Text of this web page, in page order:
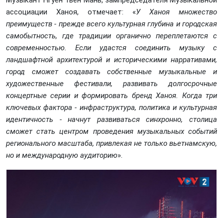
ассоциации Ханоя, отмечает: «У Ханоя множество
преимуществ- прежде всего культурная глубина и городская
самобытность, где традиции органично переплетаются с
современностью. Если удастся соединить музыку с
ландшафтной архитектурой и историческими нарративами,
город сможет создавать собственные музыкальные и
художественные фестивали, развивать долгосрочные
концертные серии и формировать бренд Ханоя. Когда три
ключевых фактора- инфраструктура, политика и культурная
идентичность -начнут развиваться синхронно, столица
сможет стать центром проведения музыкальных событий
регионального масштаба, привлекая не только вьетнамскую,
но и международную аудиторию».